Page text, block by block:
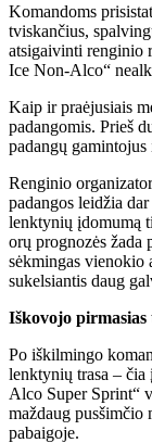
Komandoms
tviskančius,
atsigaivinti renginio
Ice Non-Alco“
Kaip ir praėjusiais
padangomis. Prieš
padangų gamintojus
Renginio
padangos leidžia
lenktynių įdomumą
orų prognozės žada
sėkmingas vienokio
sukelsiantis daug
Iškovojo pirmasias
Po iškilmingo
lenktynių trasa –
Alco Super Sprint“
maždaug pusšimčio
pabaigoje.